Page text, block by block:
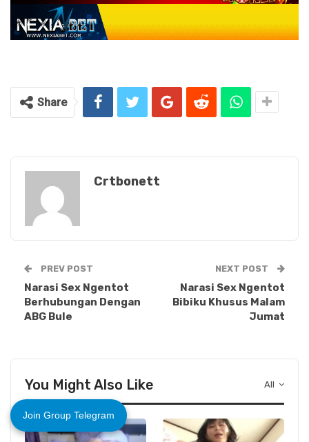
Share
Crtbonett
PREV POST
Narasi Sex Ngentot
Berhubungan Dengan
ABG Bule
NEXT POST
Narasi Sex Ngentot
Bibiku Khusus Malam
Jumat
All
You Might Also Like
Join Group Telegram